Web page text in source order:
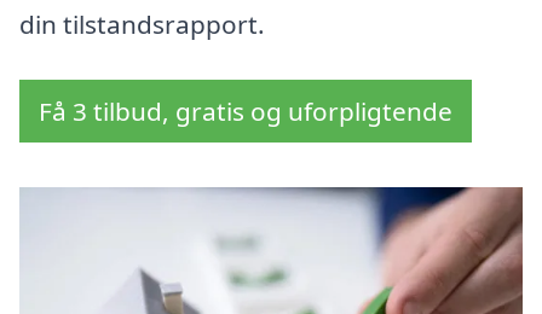
din tilstandsrapport.
Få 3 tilbud, gratis og uforpligtende